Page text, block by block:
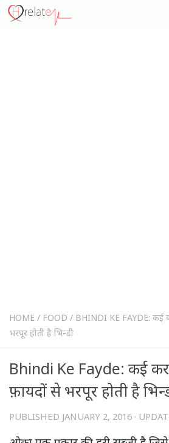
HOME / FOOD / BHINDI KE FAYDE: कई
भरपूर होती है भिन्डी
Bhindi Ke Fayde: कई
फ़ायदों से भरपूर होती है
PUBLISHED JANUARY 2, 2016 ·